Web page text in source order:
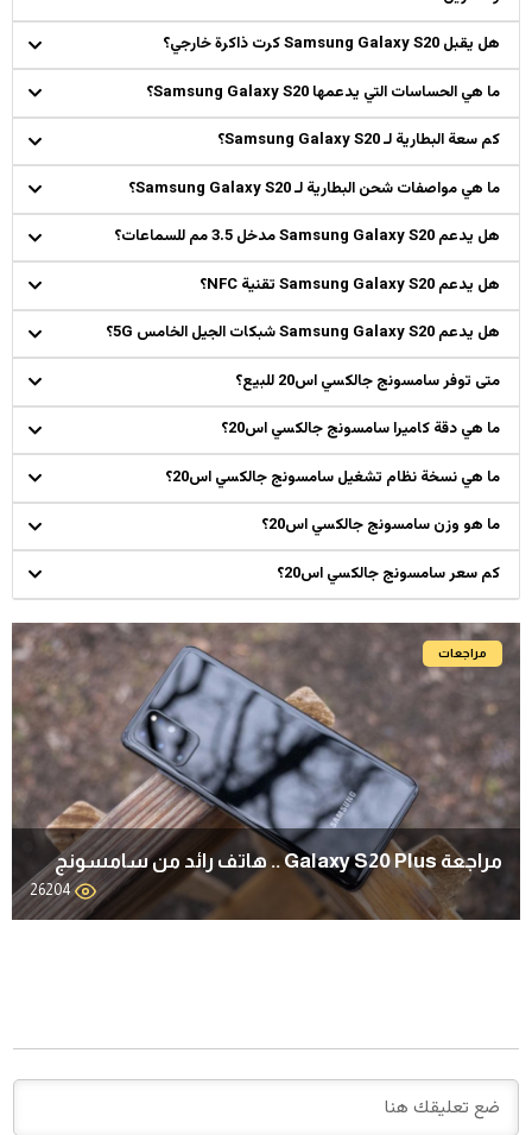
هل يقبل Samsung Galaxy S20 كرت ذاكرة خارجي؟
ما هي الحساسات التي يدعمها Samsung Galaxy S20؟
كم سعة البطارية لـ Samsung Galaxy S20؟
ما هي مواصفات شحن البطارية لـ Samsung Galaxy S20؟
هل يدعم Samsung Galaxy S20 مدخل 3.5 مم للسماعات؟
هل يدعم Samsung Galaxy S20 تقنية NFC؟
هل يدعم Samsung Galaxy S20 شبكات الجيل الخامس 5G؟
متى توفر سامسونج جالكسي اس20 للبيع؟
ما هي دقة كاميرا سامسونج جالكسي اس20؟
ما هي نسخة نظام تشغيل سامسونج جالكسي اس20؟
ما هو وزن سامسونج جالكسي اس20؟
كم سعر سامسونج جالكسي اس20؟
مراجعات
مراجعة Galaxy S20 Plus .. هاتف رائد من سامسونج
26204